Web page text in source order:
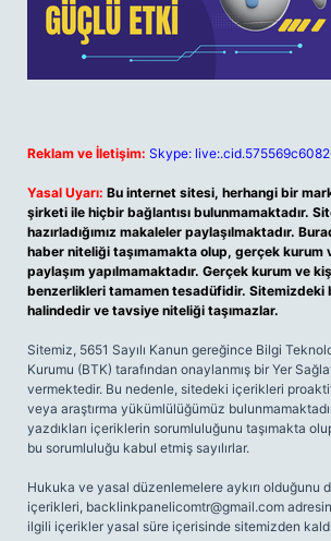
Reklam ve İletişim: Skype:
Yasal Uyarı: Bu internet sitesi, herhangi bir
şirketi ile hiçbir bağlantısı bulunmamaktadır.
hazırladığımız makaleler paylaşılmaktadır.
haber niteliği taşımamakta olup, gerçek kurum
paylaşım yapılmamaktadır. Gerçek kurum ve
benzerlikleri tamamen tesadüfidir. Sitemizdeki
halindedir ve tavsiye niteliği taşımazlar.
Sitemiz, 5651 Sayılı Kanun gereğince Bilgi
Kurumu (BTK) tarafından onaylanmış bir Yer
vermektedir. Bu nedenle, sitedeki içerikleri
veya araştırma yükümlülüğümüz
yazdıkları içeriklerin sorumluluğunu taşımakta
bu sorumluluğu kabul etmiş sayılırlar.
Hukuka ve yasal düzenlemelere aykırı olduğunu
içerikleri, backlinkpanelicomtr@gmail.com
ilgili içerikler yasal süre içerisinde sitemizden